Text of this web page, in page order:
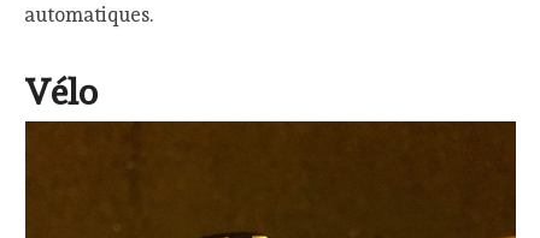
automatiques.
Vélo